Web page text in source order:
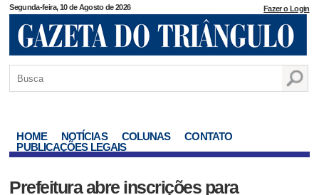
Segunda-feira, 10 de Agosto de 2026 Fazer o Login
HOME NOTÍCIAS COLUNAS
CONTATO
PUBLICAÇÕES LEGAIS
Prefeitura abre inscrições para